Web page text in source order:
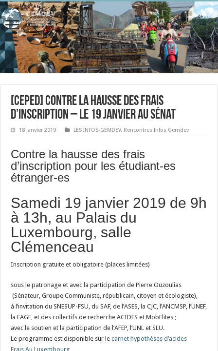
[ceped] Contre la hausse des frais
d’inscription – le 19 janvier au Sénat
18 janvier 2019 LES INFOS-GEMDEV, Rencontres Infos Gemdev
Contre la hausse des frais
d’inscription pour les étudiant-es
étranger-es
Samedi 19 janvier 2019 de 9h
à 13h, au Palais du
Luxembourg, salle
Clémenceau
Inscription gratuite et obligatoire (places limitées)
sous le patronage et avec la participation de Pierre Ouzoulias
(Sénateur, Groupe Communiste, républicain, citoyen et écologiste),
à l’invitation du SNESUP-FSU, du SAF, de l’ASES, la CJC, l’ANCMSP, l’UNEF,
la FAGE, et des collectifs de recherche ACIDES et MobElites ;
avec le soutien et la participation de l’AFEP, l’UNL et SLU.
Le programme est disponible sur lecarnet hypothèses d’acides
Frais Au Luxembourg